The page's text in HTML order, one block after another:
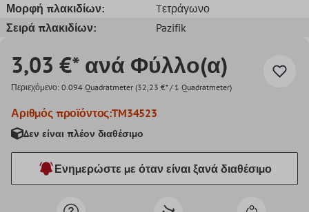
Μορφή πλακιδίων:
Tετράγωνο
Σειρά πλακιδίων:
Pazifik
3,03 €* ανά Φύλλο(α)
Περιεχόμενο: 0.094 Quadratmeter (32,23 €* / 1 Quadratmeter)
Αριθμός προϊόντος:TM34523
Δεν είναι πλέον διαθέσιμο
Ενημερώστε με όταν είναι ξανά διαθέσιμο